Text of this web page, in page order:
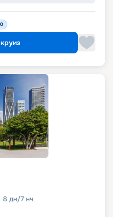
8 дн/7 нч